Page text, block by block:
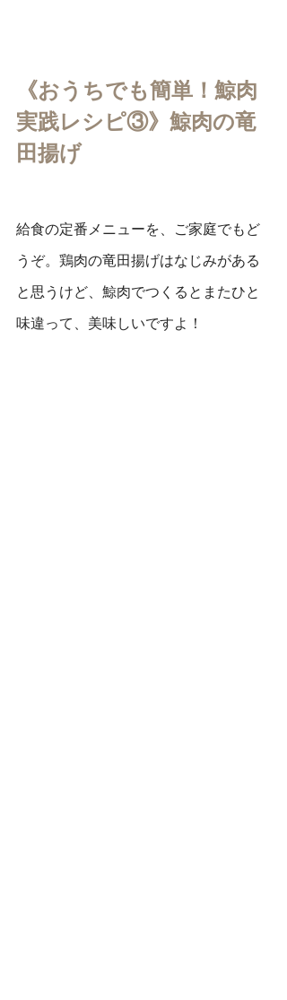
《おうちでも簡単！鯨肉
実践レシピ③》鯨肉の竜
田揚げ
給食の定番メニューを、ご家庭でもど
うぞ。鶏肉の竜田揚げはなじみがある
と思うけど、鯨肉でつくるとまたひと
味違って、美味しいですよ！